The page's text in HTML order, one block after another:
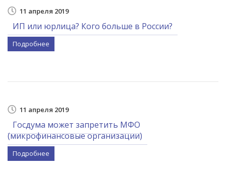
11 апреля 2019
ИП или юрлица? Кого больше в России?
Подробнее
11 апреля 2019
Госдума может запретить МФО
(микрофинансовые организации)
Подробнее